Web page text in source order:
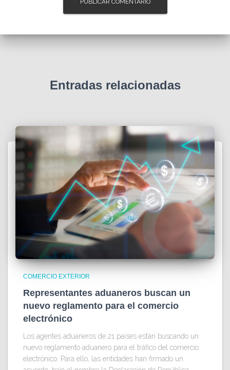
Entradas relacionadas
COMERCIO EXTERIOR
Representantes aduaneros buscan un
nuevo reglamento para el comercio
electrónico
Los agentes aduaneros de 21 países están buscando un
nuevo reglamento aduanero para el tráfico del comercio
electrónico. Para ello, las entidades han firmado un